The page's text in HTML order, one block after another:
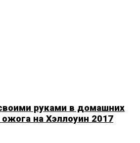
руками в домашних
на Хэллоуин 2017